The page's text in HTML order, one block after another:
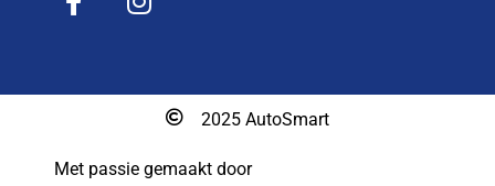
2025 AutoSmart
Met passie gemaakt door